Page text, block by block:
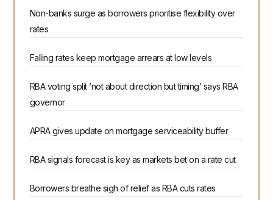
Non-banks surge as borrowers prioritise flexibility over
rates
Falling rates keep mortgage arrears at low levels
RBA voting split ‘not about direction but timing’ says RBA
governor
APRA gives update on mortgage serviceability buffer
RBA signals forecast is key as markets bet on a rate cut
Borrowers breathe sigh of relief as RBA cuts rates